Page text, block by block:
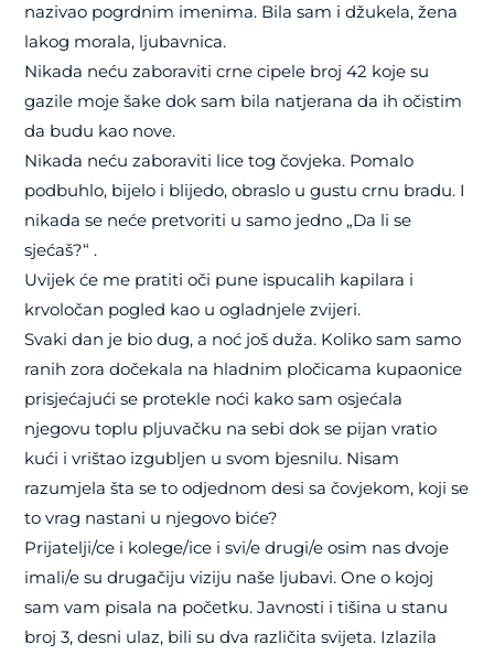
nazivao pogrdnim imenima. Bila sam i džukela, žena
lakog morala, ljubavnica.
Nikada neću zaboraviti crne cipele broj 42 koje su
gazile moje šake dok sam bila natjerana da ih očistim
da budu kao nove.
Nikada neću zaboraviti lice tog čovjeka. Pomalo
podbuhlo, bijelo i blijedo, obraslo u gustu crnu bradu. I
nikada se neće pretvoriti u samo jedno „Da li se
sjećaš?“ .
Uvijek će me pratiti oči pune ispucalih kapilara i
krvoločan pogled kao u ogladnjele zvijeri.
Svaki dan je bio dug, a noć još duža. Koliko sam samo
ranih zora dočekala na hladnim pločicama kupaonice
prisjećajući se protekle noći kako sam osjećala
njegovu toplu pljuvačku na sebi dok se pijan vratio
kući i vrištao izgubljen u svom bjesnilu. Nisam
razumjela šta se to odjednom desi sa čovjekom, koji se
to vrag nastani u njegovo biće?
Prijatelji/ce i kolege/ice i svi/e drugi/e osim nas dvoje
imali/e su drugačiju viziju naše ljubavi. One o kojoj
sam vam pisala na početku. Javnosti i tišina u stanu
broj 3, desni ulaz, bili su dva različita svijeta. Izlazila